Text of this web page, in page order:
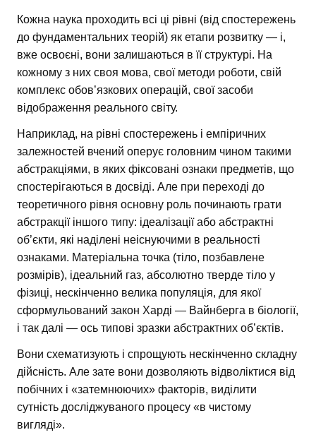
Кожна наука проходить всі ці рівні (від спостережень
до фундаментальних теорій) як етапи розвитку — і,
вже освоєні, вони залишаються в її структурі. На
кожному з них своя мова, свої методи роботи, свій
комплекс обов’язкових операцій, свої засоби
відображення реального світу.
Наприклад, на рівні спостережень і емпіричних
залежностей вчений оперує головним чином такими
абстракціями, в яких фіксовані ознаки предметів, що
спостерігаються в досвіді. Але при переході до
теоретичного рівня основну роль починають грати
абстракції іншого типу: ідеалізації або абстрактні
об’єкти, які наділені неіснуючими в реальності
ознаками. Матеріальна точка (тіло, позбавлене
розмірів), ідеальний газ, абсолютно тверде тіло у
фізиці, нескінченно велика популяція, для якої
сформульований закон Харді — Вайнберга в біології,
і так далі — ось типові зразки абстрактних об’єктів.
Вони схематизують і спрощують нескінченно складну
дійсність. Але зате вони дозволяють відволіктися від
побічних і «затемнюючих» факторів, виділити
сутність досліджуваного процесу «в чистому
вигляді».